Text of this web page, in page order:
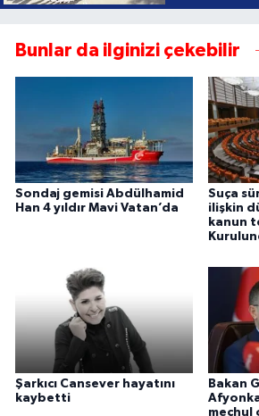
Bunlar da ilginizi çekebilir
Sondaj gemisi Abdülhamid
Han 4 yıldır Mavi Vatan’da
Suça
ilişkin
kanun
Şarkıcı Cansever hayatını
kaybetti
Bakan
meçhul